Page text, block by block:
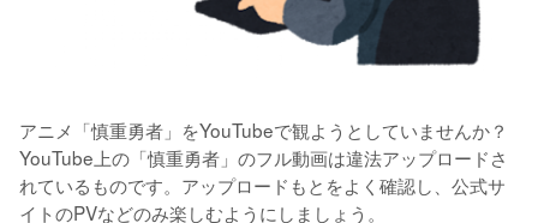
アニメ「慎重勇者」をYouTubeで観ようとしていませんか？
YouTube上の「慎重勇者」のフル動画は違法アップロードさ
れているものです。アップロードもとをよく確認し、公式サ
イトのPVなどのみ楽しむようにしましょう。